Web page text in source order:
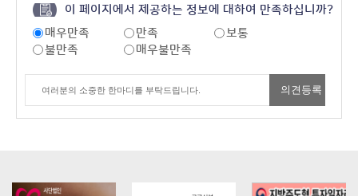
이 페이지에서 제공하는 정보에 대하여 만족하십니까?
매우만족
만족
보통
불만족
매우불만족